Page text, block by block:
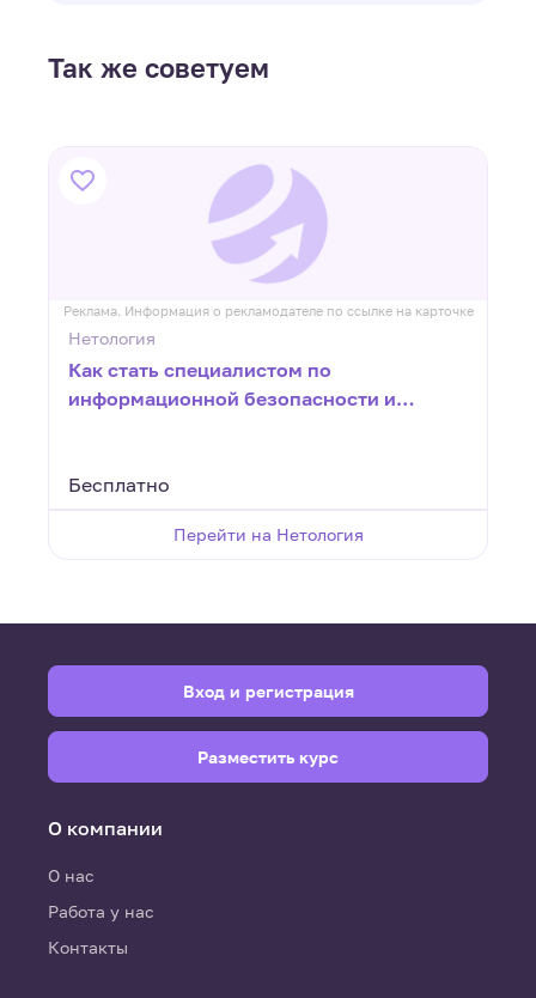
Так же советуем
Реклама. Информация о рекламодателе по ссылке на карточке
Нетология
Как стать специалистом по
информационной безопасности и
Бесплатно
Перейти на Нетология
О компании
О нас
Работа у нас
Контакты
Вход и регистрация
Разместить курс